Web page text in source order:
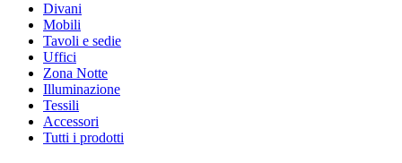
Divani
Mobili
Tavoli e sedie
Uffici
Zona Notte
Illuminazione
Tessili
Accessori
Tutti i prodotti